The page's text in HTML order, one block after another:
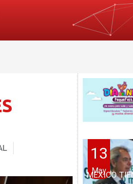
13
May
MÉXICO